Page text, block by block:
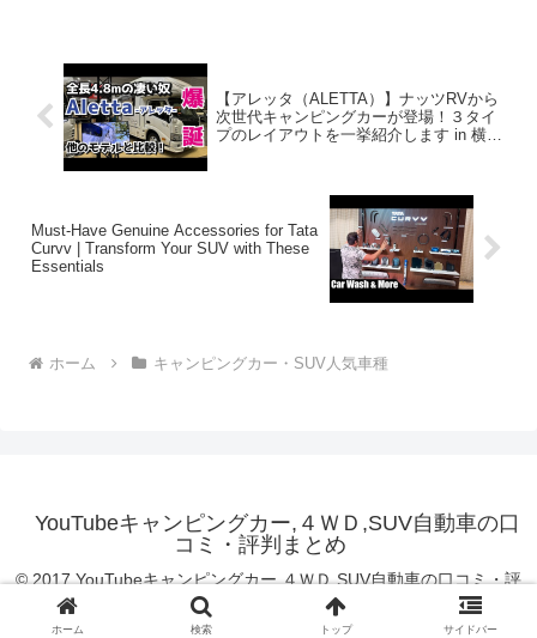
【アレッタ（ALETTA）】ナッツRVから
次世代キャンピングカーが登場！３タイ
プのレイアウトを一挙紹介します in 横浜
Must-Have Genuine Accessories for Tata
Curvv | Transform Your SUV with These
Essentials
ホーム キャンピングカー・SUV人気車種
YouTubeキャンピングカー,４ＷＤ,SUV自動車の口
コミ・評判まとめ
© 2017 YouTubeキャンピングカー,４ＷＤ,SUV自動車の口コミ・評
ホーム 検索 トップ サイドバー